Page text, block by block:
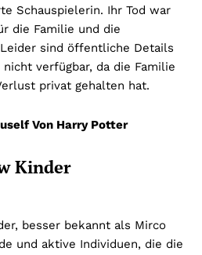
Schauspielerin. Ihr Tod war
die Familie und die
sind öffentliche Details
verfügbar, da die Familie
privat gehalten hat.
Von Harry Potter
Kinder
besser bekannt als Mirco
und aktive Individuen, die die